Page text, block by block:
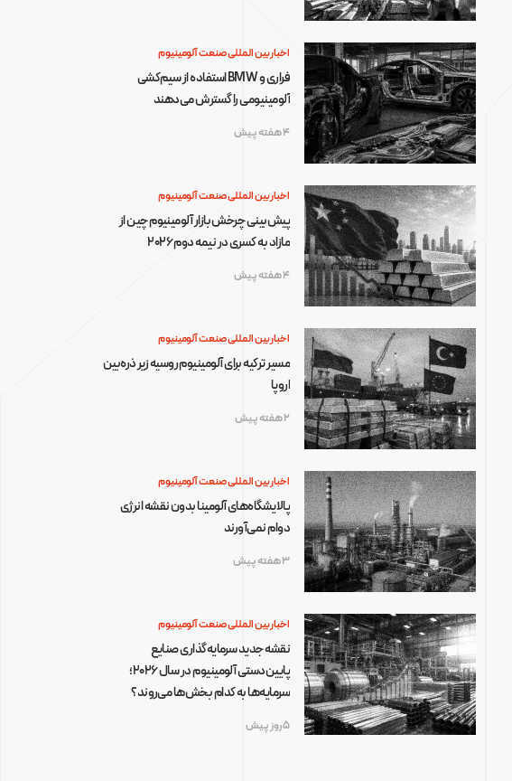
اخبار بین المللی صنعت آلومینیوم
فراری و BMW استفاده از سیم‌کشی
آلومینیومی را گسترش می‌دهند
4 هفته پیش
اخبار بین المللی صنعت آلومینیوم
پیش‌بینی چرخش بازار آلومینیوم چین از
مازاد به کسری در نیمه دوم ۲۰۲۶
4 هفته پیش
اخبار بین المللی صنعت آلومینیوم
مسیر ترکیه برای آلومینیوم روسیه زیر ذره‌بین
اروپا
2 هفته پیش
اخبار بین المللی صنعت آلومینیوم
پالایشگاه‌های آلومینا بدون نقشه انرژی
دوام نمی‌آورند
3 هفته پیش
اخبار بین المللی صنعت آلومینیوم
نقشه جدید سرمایه‌گذاری صنایع
پایین‌دستی آلومینیوم در سال ۲۰۲۶؛
سرمایه‌ها به کدام بخش‌ها می‌روند؟
5 روز پیش